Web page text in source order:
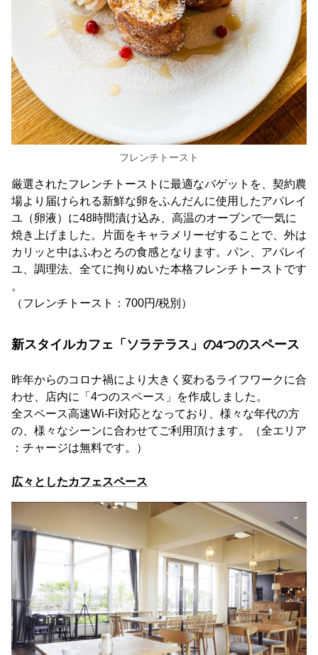
フレンチトースト
厳選されたフレンチトーストに最適なバゲットを、契約農
場より届けられる新鮮な卵をふんだんに使用したアパレイ
ユ（卵液）に48時間漬け込み、高温のオーブンで一気に
焼き上げました。片面をキャラメリーゼすることで、外は
カリッと中はふわとろの食感となります。パン、アパレイ
ユ、調理法、全てに拘りぬいた本格フレンチトーストです
。
（フレンチトースト：700円/税別）
新スタイルカフェ「ソラテラス」の4つのスペース
昨年からのコロナ禍により大きく変わるライフワークに合
わせ、店内に「4つのスペース」を作成しました。
全スペース高速Wi-Fi対応となっており、様々な年代の方
の、様々なシーンに合わせてご利用頂けます。（全エリア
：チャージは無料です。）
広々としたカフェスペース